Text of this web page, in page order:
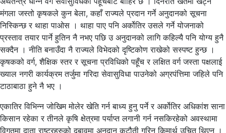
मंगला जस्तो कृषकले कुन बेला, कहाँ राज्यले प्रदान गर्ने अनुदानको सूचना
निस्किन्छ र थाहा पाओस । थाहा पाए पनि अर्कोतिर उसले गर्ने योजनाको
प्रस्ताव तयार पार्ने हुतिन नै नभए पछि उ अनुदानको लागि कहिल्यै पनि योग्य हुनै
सक्दैन । नीति बनाउँदा नै राज्यले विभेदको दृष्टिकोण राखेको सस्पष्ट हुन्छ ।
कृषकको वर्ग, शैक्षिक स्तर र सूचना प्रविधिको पहूँच र लक्षित वर्ग जस्ता पक्षलाई
ख्याल नगरी कार्यक्रम तर्जुमा गरिदा सेवासुविधा पाउनेको अग्रपंत्तिमा जहिले पनि
टाठाबाठा हुने नै भए ।
एकातिर विभिन्न जोखिम मोलेर खेति गर्न बाध्य हुनु पर्ने र अर्कोतिर अधिकांश साना
किसान रहेका र तीनले कृषि क्षेत्रमा पर्याप्त लगानी गर्न नसकिरहेको अवस्थामा
विगतमा दाता राष्ट्रहरुको दबावमा अनुदान कटौती गरिनु किमार्थ उचित थिएन ।